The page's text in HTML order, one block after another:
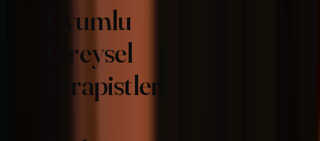
Uyumlu
Bireysel
Terapistler